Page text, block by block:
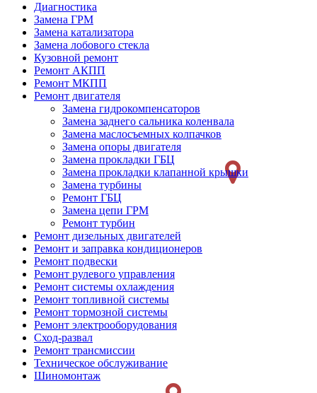
Меню
Ремонт
слева
Диагностика
Замена ГРМ
Замена катализатора
Замена лобового стекла
Кузовной ремонт
Ремонт АКПП
Ремонт МКПП
Ремонт двигателя
Замена гидрокомпенсаторов
Замена заднего сальника коленвала
Замена маслосъемных колпачков
Замена опоры двигателя
Замена прокладки ГБЦ
Замена прокладки клапанной крышки
Замена турбины
Ремонт ГБЦ
Замена цепи ГРМ
Ремонт турбин
Ремонт дизельных двигателей
Ремонт и заправка кондиционеров
Ремонт подвески
Ремонт рулевого управления
Ремонт системы охлаждения
Ремонт топливной системы
Ремонт тормозной системы
Ремонт электрооборудования
Сход-развал
Ремонт трансмиссии
Техническое обслуживание
Шиномонтаж